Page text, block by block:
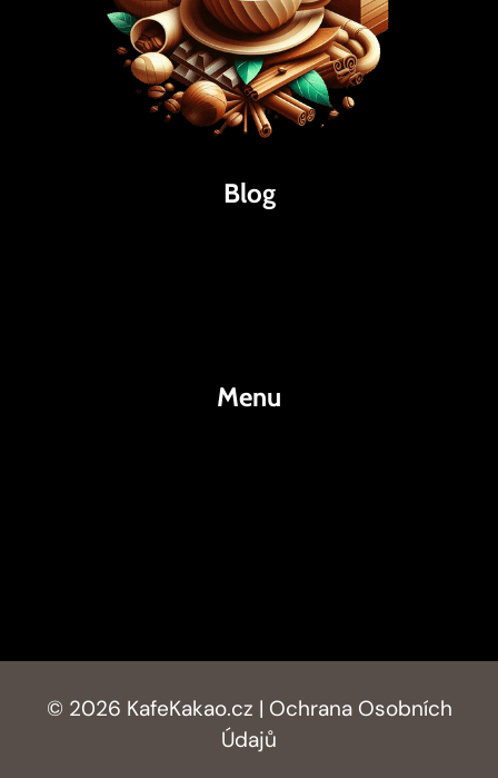
Blog
Menu
© 2026 KafeKakao.cz | Ochrana Osobních
Údajů